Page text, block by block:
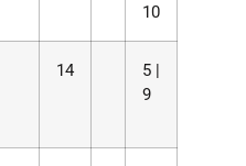
10
14
5 |
9